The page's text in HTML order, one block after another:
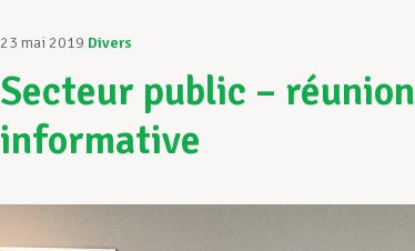
23 mai 2019 Divers
Secteur public – réunion
informative